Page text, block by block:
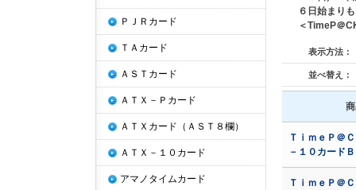
６日始まり
＜TimeP＠
表示方法：
並べ替え：
ＴｉｍｅＰ＠
－１０カード
ＴｉｍｅＰ＠
ＰＪＲカード
ＴＡカード
ＡＳＴカード
ＡＴＸ－Ｐカード
ＡＴＸカード（ＡＳＴ８欄）
ＡＴＸ－１０カード
アマノタイムカード